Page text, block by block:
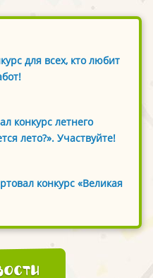
для всех, кто любит
конкурс летнего
лето?». Участвуйте!
конкурс «Великая